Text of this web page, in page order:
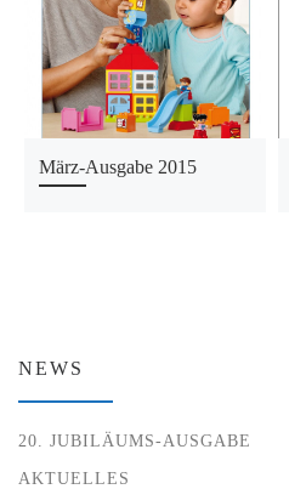
März-Ausgabe 2015
NEWS
20. JUBILÄUMS-AUSGABE
AKTUELLES